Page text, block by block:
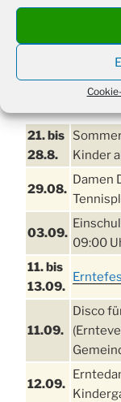
21. bis
28.8.
Kinder
29.08.
Damen
03.09.
09:00
11. bis
13.09.
11.09.
Disco
12.09.